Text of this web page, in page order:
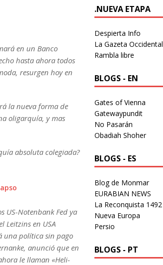
en un Banco
hasta ahora todos
resurgen hoy en
la nueva forma de
oligarquía, y mas
absoluta colegiada?
US-Notenbank Fed ya
Leitzins en USA
una política sin pago
anunció que en
le llaman «Heli-
.NUEVA ETAPA
Despierta Info
La Gazeta Occidental
Rambla libre
BLOGS - EN
Gates of Vienna
Gatewaypundit
No Pasarán
Obadiah Shoher
BLOGS - ES
Blog de Monmar
EURABIAN NEWS
La Reconquista 1492
Nueva Europa
Persio
BLOGS - PT